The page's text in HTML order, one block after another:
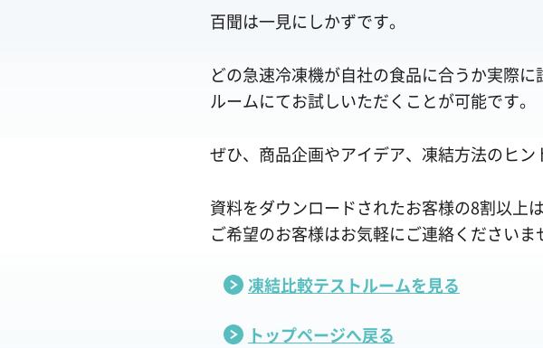
百聞は一見にしかずです。
どの急速冷凍機が自社の食品に合うか実際
ルームにてお試しいただくことが可能です。
ぜひ、商品企画やアイデア、凍結方法のヒン
資料をダウンロードされたお客様の8割以上
ご希望のお客様はお気軽にご連絡くださいま
凍結比較テストルームを見る
トップページへ戻る